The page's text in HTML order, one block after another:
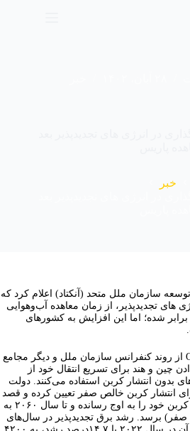
خبر
سازمان ملل متحد (آنکتاد) اعلام کرد که
های تجدیدپذیر، از زمان معاهده آب‌وهوایی
تقریباً سه برابر شده؛ اما این افزایش به کشورهای
سیاست‌گذاران کشورهای OECD از روند کنفرانس سازمان ملل و دیگر مجامع
چین و هند برای تسریع انتقال خود از
بدون انتشار کربن استفاده می‌کنند. دولت
انتشار کربن خالص صفر تعیین کرده و قصد
دارد تا سال ۲۰۳۰ میزان انتشار کربن خود را به اوج رسانده و تا سال ۲۰۶۰ به
برسد. رشد برق تجدیدپذیر در سال‌های